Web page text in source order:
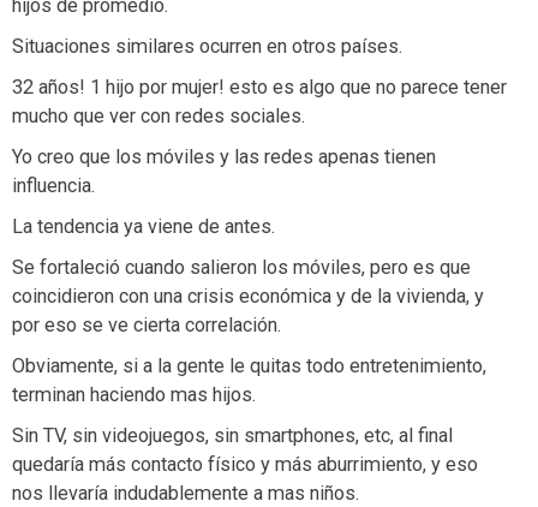
hijos de promedio.
Situaciones similares ocurren en otros países.
32 años! 1 hijo por mujer! esto es algo que no parece tener
mucho que ver con redes sociales.
Yo creo que los móviles y las redes apenas tienen
influencia.
La tendencia ya viene de antes.
Se fortaleció cuando salieron los móviles, pero es que
coincidieron con una crisis económica y de la vivienda, y
por eso se ve cierta correlación.
Obviamente, si a la gente le quitas todo entretenimiento,
terminan haciendo mas hijos.
Sin TV, sin videojuegos, sin smartphones, etc, al final
quedaría más contacto físico y más aburrimiento, y eso
nos llevaría indudablemente a mas niños.